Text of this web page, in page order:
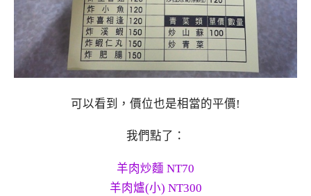
可以看到，價位也是相當的平價!
我們點了：
羊肉炒麵 NT70
羊肉爐(小) NT300